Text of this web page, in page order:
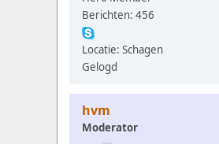
Berichten: 456
Locatie: Schagen
Gelogd
hvm
Moderator